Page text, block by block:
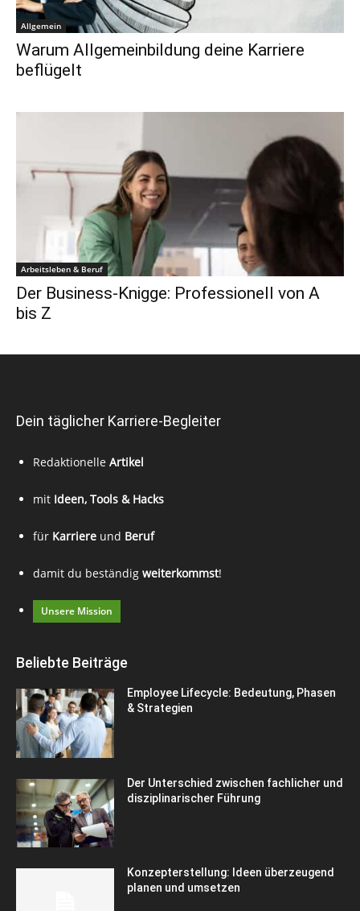
Allgemein
Warum Allgemeinbildung deine Karriere
beflügelt
Arbeitsleben & Beruf
Der Business-Knigge: Professionell von A
bis Z
Dein täglicher Karriere-Begleiter
Redaktionelle Artikel
mit Ideen, Tools & Hacks
für Karriere und Beruf
damit du beständig weiterkommst!
Unsere Mission
Beliebte Beiträge
Employee Lifecycle: Bedeutung, Phasen
& Strategien
Der Unterschied zwischen fachlicher und
disziplinarischer Führung
Konzepterstellung: Ideen überzeugend
planen und umsetzen